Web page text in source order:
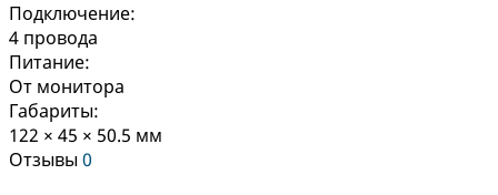
Подключение:
4 провода
Питание:
От монитора
Габариты:
122 × 45 × 50.5 мм
Отзывы0